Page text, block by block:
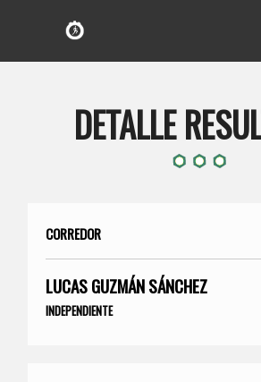
DETALLE
CORREDOR
LUCAS GUZMÁN SÁNCHEZ
INDEPENDIENTE